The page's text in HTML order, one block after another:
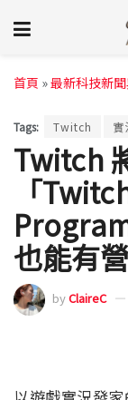
首頁 »最新科技新
Tags: Twitch 實
Twitch
「
也能有
byClaireC